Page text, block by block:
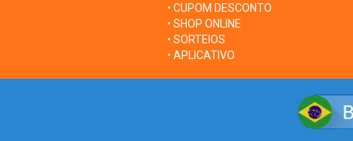
• CUPOM DESCONTO
• SHOP ONLINE
• SORTEIOS
• APLICATIVO